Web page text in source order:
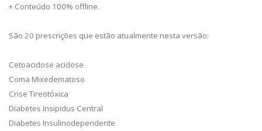
+ Conteúdo 100% offline.
São 20 prescrições que estão atualmente nesta versão:
Cetoacidose acidose
Coma Mixedematoso
Crise Tireotóxica
Diabetes Insipidus Central
Diabetes Insulinodependente